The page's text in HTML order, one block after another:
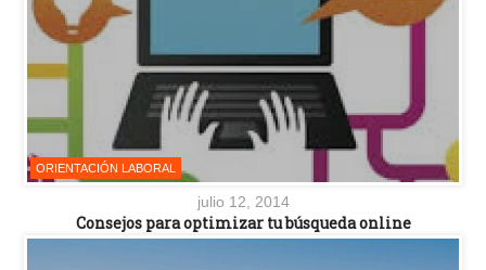
ORIENTACIÓN LABORAL
julio 12, 2014
Consejos para optimizar tu búsqueda online